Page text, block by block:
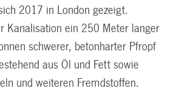
2017 in London gezeigt.
Kanalisation ein 250 Meter langer
schwerer, betonharter Pfropf
aus Öl und Fett sowie
und weiteren Fremdstoffen.